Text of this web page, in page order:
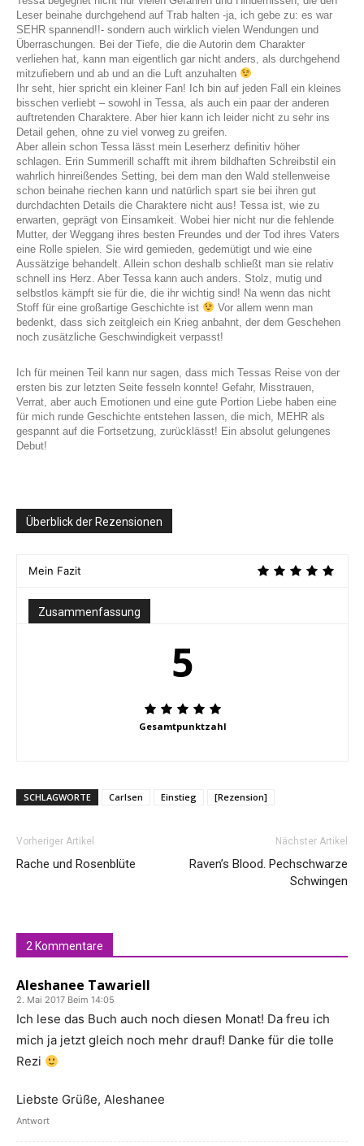
Leser beinahe durchgehend auf Trab halten -ja, ich gebe zu: es war
SEHR spannend!!- sondern auch wirklich vielen Wendungen und
Überraschungen. Bei der Tiefe, die die Autorin dem Charakter
verliehen hat, kann man eigentlich gar nicht anders, als durchgehend
mitzufiebern und ab und an die Luft anzuhalten
Ihr seht, hier spricht ein kleiner Fan! Ich bin auf jeden Fall ein kleines
bisschen verliebt – sowohl in Tessa, als auch ein paar der anderen
auftretenden Charaktere. Aber hier kann ich leider nicht zu sehr ins
Detail gehen, ohne zu viel vorweg zu greifen.
Aber allein schon Tessa lässt mein Leserherz definitiv höher
schlagen. Erin Summerill schafft mit ihrem bildhaften Schreibstil ein
wahrlich hinreißendes Setting, bei dem man den Wald stellenweise
schon beinahe riechen kann und natürlich spart sie bei ihren gut
durchdachten Details die Charaktere nicht aus! Tessa ist, wie zu
erwarten, geprägt von Einsamkeit. Wobei hier nicht nur die fehlende
Mutter, der Weggang ihres besten Freundes und der Tod ihres Vaters
eine Rolle spielen. Sie wird gemieden, gedemütigt und wie eine
Aussätzige behandelt. Allein schon deshalb schließt man sie relativ
schnell ins Herz. Aber Tessa kann auch anders. Stolz, mutig und
selbstlos kämpft sie für die, die ihr wichtig sind! Na wenn das nicht
Stoff für eine großartige Geschichte ist
Vor allem wenn man
bedenkt, dass sich zeitgleich ein Krieg anbahnt, der dem Geschehen
noch zusätzliche Geschwindigkeit verpasst!
Ich für meinen Teil kann nur sagen, dass mich Tessas Reise von der
ersten bis zur letzten Seite fesseln konnte! Gefahr, Misstrauen,
Verrat, aber auch Emotionen und eine gute Portion Liebe haben eine
für mich runde Geschichte entstehen lassen, die mich, MEHR als
gespannt auf die Fortsetzung, zurücklässt! Ein absolut gelungenes
Debut!
Überblick der Rezensionen
Mein Fazit
Zusammenfassung
5
Gesamtpunktzahl
SCHLAGWORTE Carlsen Einstieg [Rezension]
Vorheriger Artikel
Rache und Rosenblüte
Nächster Artikel
Raven’s Blood. Pechschwarze
Schwingen
2 Kommentare
Aleshanee Tawariell
2. Mai 2017 Beim 14:05
Ich lese das Buch auch noch diesen Monat! Da freu ich
mich ja jetzt gleich noch mehr drauf! Danke für die tolle
Rezi
Liebste Grüße, Aleshanee
Antwort